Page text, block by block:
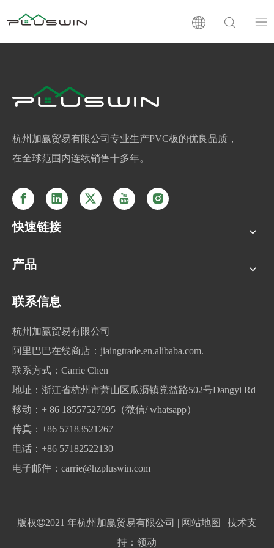
层压板
杭州加赢贸易有限公司专业生产PVC板的优良品质，
在全球范围内连续销售十多年。
快速链接
产品
联系信息
杭州加赢贸易有限公司
阿里巴巴在线商店： jiaingtrade.en.alibaba.com.
联系方式：Carrie Chen
地址：浙江省杭州市萧山区瓜沥镇党益路502号Dangyi Rd
移动：+ 86 18557527095（微信/ whatsapp）
传真：+86 57183521267
电话：+86 57182522130
电子邮件： carrie@hzpluswin.com
版权2021 年杭州加赢贸易有限公司 | 网站地图 | 技术支
持：领动